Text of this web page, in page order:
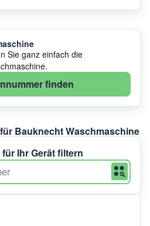
Sie ganz einfach die
finden
Bauknecht Waschmaschine
Ihr Gerät filtern